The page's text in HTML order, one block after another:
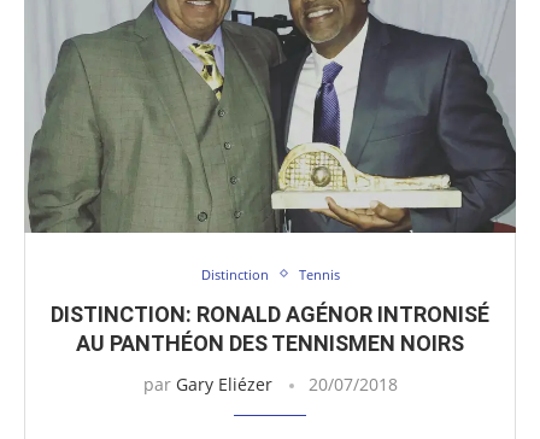
Distinction Tennis
DISTINCTION: RONALD AGÉNOR INTRONISÉ
AU PANTHÉON DES TENNISMEN NOIRS
par Gary Eliézer 20/07/2018